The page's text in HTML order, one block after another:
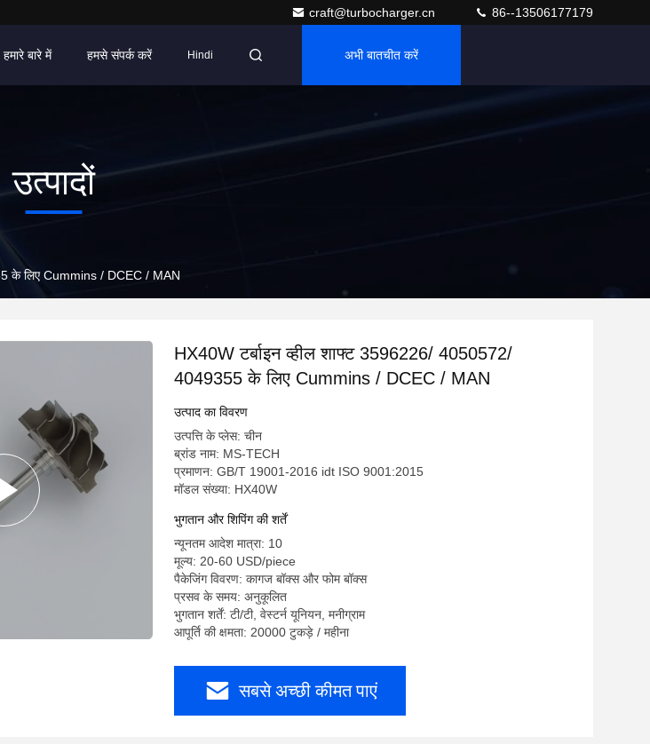
craft@turbocharger.cn 86--13506177179
हमारे बारे में हमसे संपर्क करें Hindi अभी बातचीत करें
उत्पादों
के लिए Cummins / DCEC / MAN
HX40W टर्बाइन व्हील शाफ्ट 3596226/ 4050572/
4049355 के लिए Cummins / DCEC / MAN
उत्पाद का विवरण
उत्पत्ति के प्लेस: चीन
ब्रांड नाम: MS-TECH
प्रमाणन: GB/T 19001-2016 idt ISO 9001:2015
मॉडल संख्या: HX40W
भुगतान और शिपिंग की शर्तें
न्यूनतम आदेश मात्रा: 10
मूल्य: 20-60 USD/piece
पैकेजिंग विवरण: कागज बॉक्स और फोम बॉक्स
प्रसव के समय: अनुकूलित
भुगतान शर्तें: टी/टी, वेस्टर्न यूनियन, मनीग्राम
आपूर्ति की क्षमता: 20000 टुकड़े / महीना
सबसे अच्छी कीमत पाएं